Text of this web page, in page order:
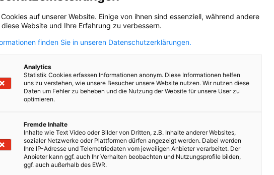
Programm "Digitales Europa"
AHK NEWSDIENSTLEISTUNGEN
VERANSTALTUNGEN
Kompletten Artikel lesen
und Energie
auf unserer Website. Einige von ihnen sind essenziell, während andere
Website und Ihre Erfahrung zu verbessern.
finden Sie in unseren Datenschutzerklärungen.
Analytics
Statistik Cookies erfassen Informationen anonym. Diese Informationen helfen
uns zu verstehen, wie unsere Besucher unsere Website nutzen. Wir nutzen diese
Daten um Fehler zu beheben und die Nutzung der Website für unsere User zu
optimieren.
Fremde Inhalte
Inhalte wie Text Video oder Bilder von Dritten, z.B. Inhalte anderer Websites,
sozialer Netzwerke oder Plattformen dürfen angezeigt werden. Dabei werden
Ihre IP-Adresse und Telemetriedaten vom jeweiligen Anbieter verarbeitet. Der
Anbieter kann ggf. auch Ihr Verhalten beobachten und Nutzungsprofile bilden,
ggf. auch außerhalb des EWR.